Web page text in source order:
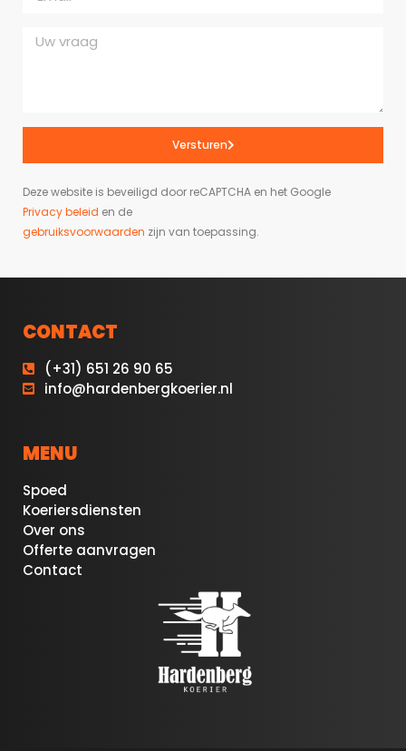
Versturen
Deze website is beveiligd door reCAPTCHA en het Google
Privacy beleid en de
gebruiksvoorwaarden zijn van toepassing.
MENU
Spoed
Koeriersdiensten
Over ons
Offerte aanvragen
Contact
CONTACT
(+31) 651 26 90 65
info@hardenbergkoerier.nl